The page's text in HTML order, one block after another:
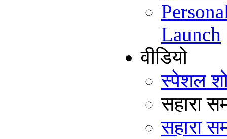
Launch
वीडियो
स्पेशल
सहारा
सहारा